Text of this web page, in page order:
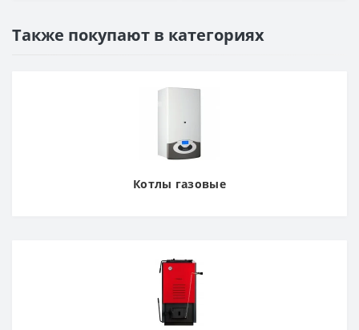
Также покупают в категориях
Котлы газовые